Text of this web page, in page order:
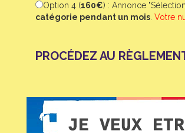
Option 4 (160€) : Annonce
catégorie pendant un mois Votre
PROCÉDEZ AU